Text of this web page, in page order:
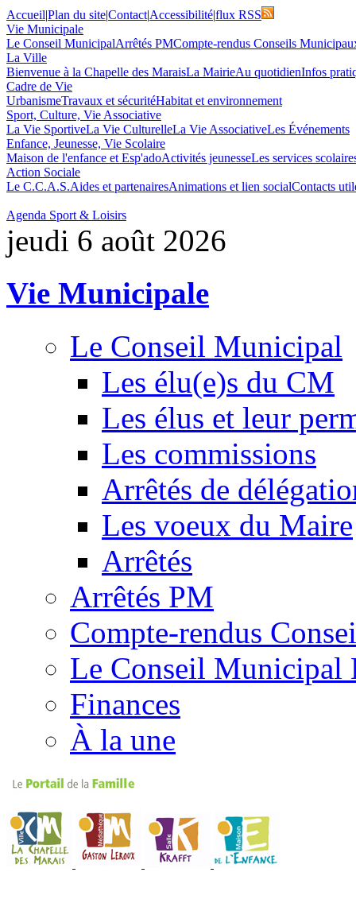
Accueil|Plan du site|Contact|Accessibilité|flux RSS
Vie Municipale
Le Conseil MunicipalArrêtés PMCompte-rendus Conseils
La Ville
Bienvenue à la Chapelle des MaraisLa MairieAu quotidienInfos
Cadre de Vie
UrbanismeTravaux et sécuritéHabitat et environnement
Sport, Culture, Vie Associative
La Vie SportiveLa Vie CulturelleLa Vie AssociativeLes Événements
Enfance, Jeunesse, Vie Scolaire
Maison de l'enfance et Esp'adoActivités jeunesseLes services
Action Sociale
Le C.C.A.S.Aides et partenairesAnimations et lien socialContacts
Agenda Sport & Loisirs
jeudi 6 août 2026
Vie Municipale
Le Conseil Municipal
Les élu(e)s du CM
Les élus et leur
Les commissions
Arrêtés de
Les voeux du Maire
Arrêtés
Arrêtés PM
Compte-rendus
Le Conseil Municipal
Finances
À la une